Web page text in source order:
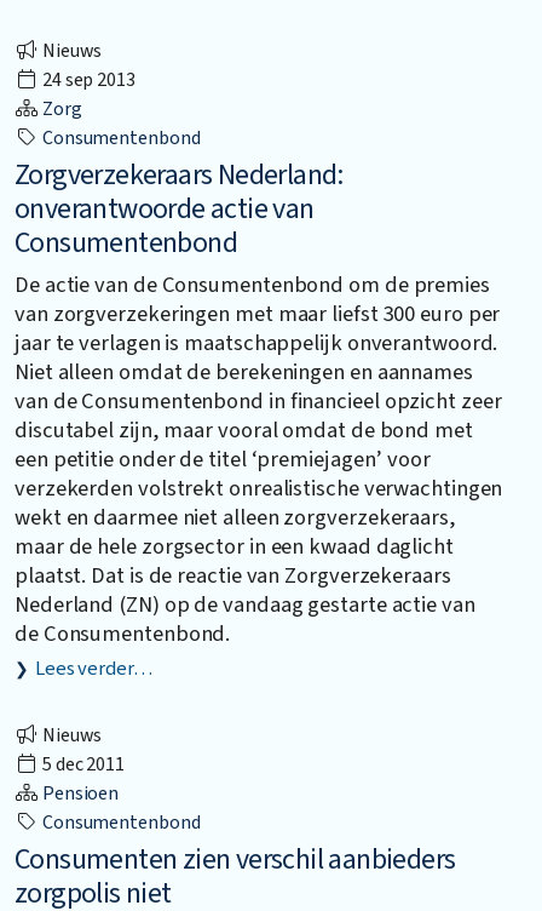
Nieuws
24 sep 2013
Zorg
Consumentenbond
Zorgverzekeraars Nederland:
onverantwoorde actie van
Consumentenbond
De actie van de Consumentenbond om de premies
van zorgverzekeringen met maar liefst 300 euro per
jaar te verlagen is maatschappelijk onverantwoord.
Niet alleen omdat de berekeningen en aannames
van de Consumentenbond in financieel opzicht zeer
discutabel zijn, maar vooral omdat de bond met
een petitie onder de titel ‘premiejagen’ voor
verzekerden volstrekt onrealistische verwachtingen
wekt en daarmee niet alleen zorgverzekeraars,
maar de hele zorgsector in een kwaad daglicht
plaatst. Dat is de reactie van Zorgverzekeraars
Nederland (ZN) op de vandaag gestarte actie van
de Consumentenbond.
Lees verder…
Nieuws
5 dec 2011
Pensioen
Consumentenbond
Consumenten zien verschil aanbieders
zorgpolis niet